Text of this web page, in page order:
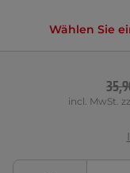
Wählen Sie
incl. MwSt.